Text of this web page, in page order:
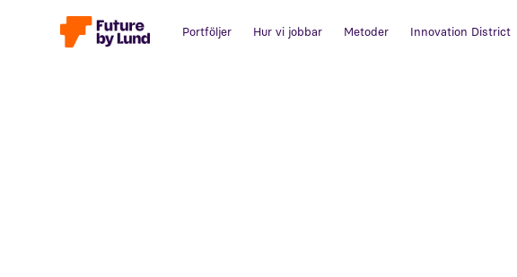
Portföljer Hur vi jobbar Metoder Innovation District